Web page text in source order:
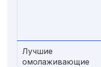
Лучшие
омолаживающие